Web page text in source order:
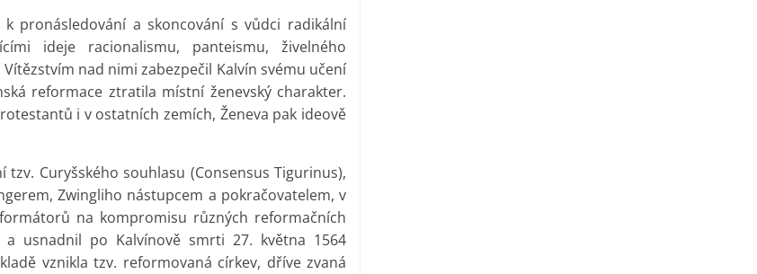
pronásledování a skoncování s vůdci radikální
ideje racionalismu, panteismu, živelného
nad nimi zabezpečil Kalvín svému učení
reformace ztratila místní ženevský charakter.
i v ostatních zemích, Ženeva pak ideově
Curyšského souhlasu (Consensus Tigurinus),
Zwingliho nástupcem a pokračovatelem, v
na kompromisu různých reformačních
a usnadnil po Kalvínově smrti 27. května 1564
vznikla tzv. reformovaná církev, dříve zvaná